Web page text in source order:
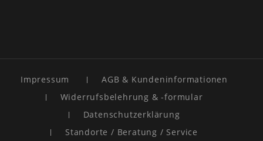
Impressum
AGB & Kundeninformationen
Widerrufsbelehrung & -formular
Datenschutzerklärung
Standorte / Beratung / Service